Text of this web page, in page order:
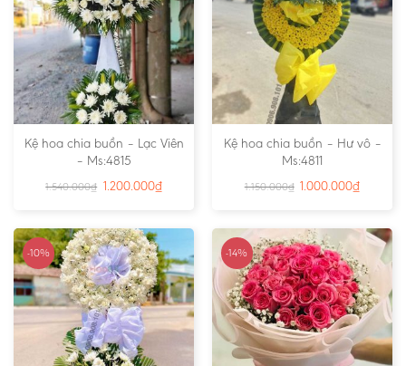
Kệ hoa chia buồn – Lạc Viên
– Ms:4815
1.540.000₫ 1.200.000₫
Kệ hoa chia buồn – Hư vô –
Ms:4811
1.150.000₫ 1.000.000₫
-10% -14%